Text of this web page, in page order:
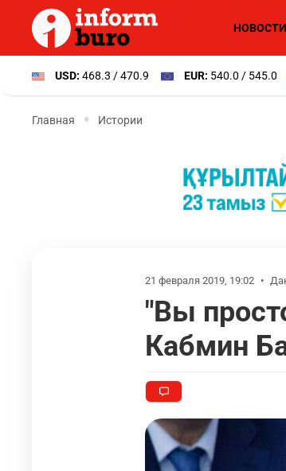
НОВОСТИ
USD: 468.3 / 470.9 EUR: 540.0 / 545.0
Главная Истории
21 февраля 2019, 19:02 •
"Вы
Кабмин